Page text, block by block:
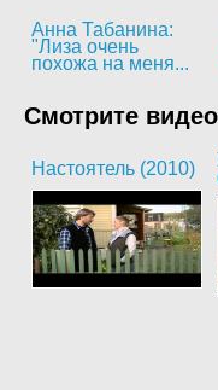
Анна Табанина:
"Лиза очень
похожа на меня...
Смотрите
Настоятель (2010)